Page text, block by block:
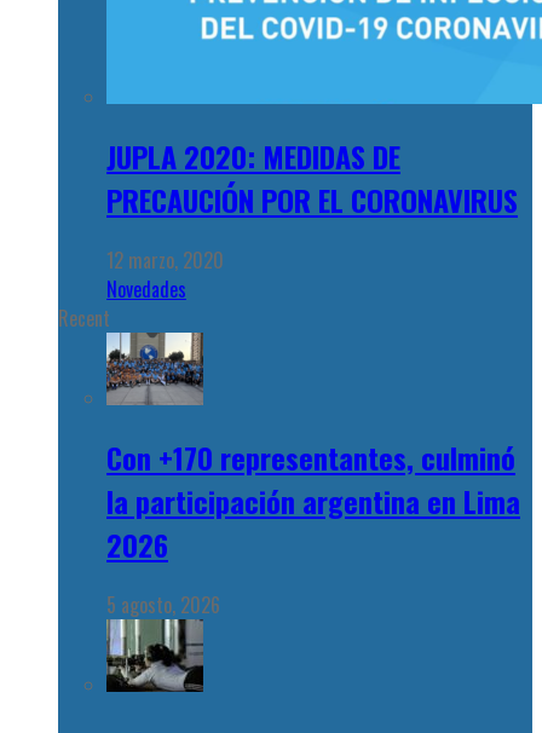
JUPLA 2020: MEDIDAS DE
PRECAUCIÓN POR EL CORONAVIRUS
12 marzo, 2020
Novedades
Recent
Con +170 representantes, culminó
la participación argentina en Lima
2026
5 agosto, 2026